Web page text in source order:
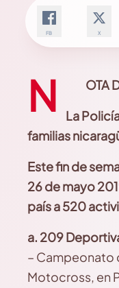
FB X
N
OTA
La
familias
Este fin de
26 de mayo
país a 520
a. 209
– Campeonato
Motocross, en